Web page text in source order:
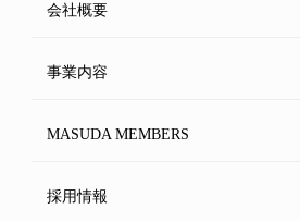
会社概要
事業内容
MASUDA MEMBERS
採用情報